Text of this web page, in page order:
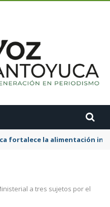
fortalece la alimentación
a tres sujetos por el